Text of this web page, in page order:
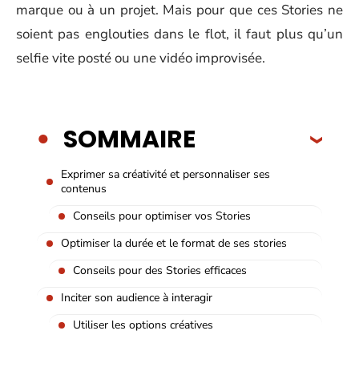
marque ou à un projet. Mais pour que ces Stories ne
soient pas englouties dans le flot, il faut plus qu’un
selfie vite posté ou une vidéo improvisée.
SOMMAIRE
Exprimer sa créativité et personnaliser ses
contenus
Conseils pour optimiser vos Stories
Optimiser la durée et le format de ses stories
Conseils pour des Stories efficaces
Inciter son audience à interagir
Utiliser les options créatives